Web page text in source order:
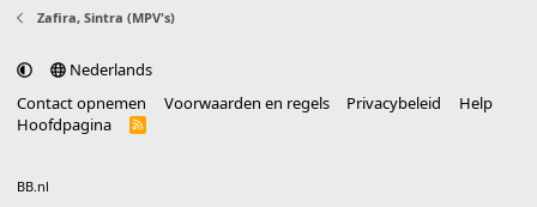
Zafira, Sintra (MPV's)
Nederlands
Contact opnemen
Voorwaarden en regels Privacybeleid
Help
Hoofdpagina
R
BB.nl